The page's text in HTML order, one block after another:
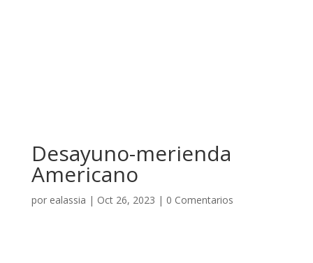
Desayuno-merienda
Americano
por ealassia | Oct 26, 2023 | 0 Comentarios